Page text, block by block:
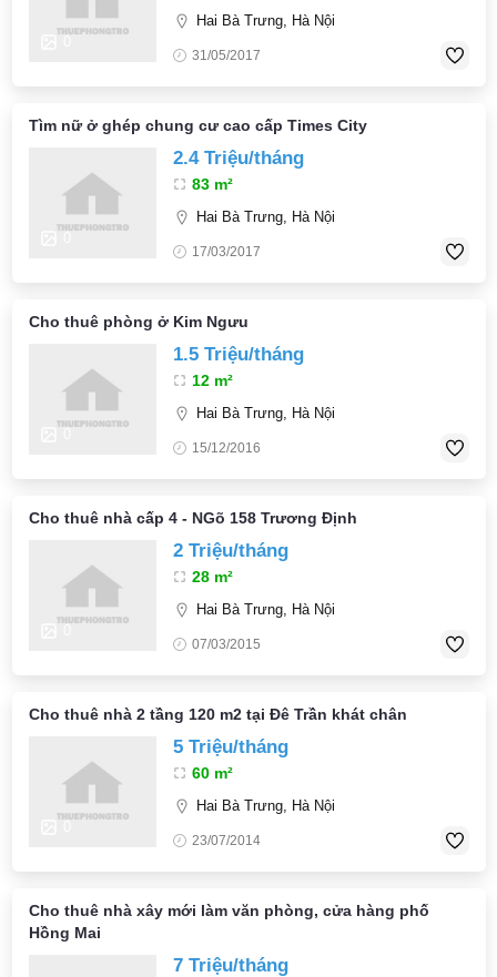
Hai Bà Trưng, Hà Nội
31/05/2017
Tìm nữ ở ghép chung cư cao cấp Times City
2.4 Triệu/tháng
83 m²
Hai Bà Trưng, Hà Nội
17/03/2017
Cho thuê phòng ở Kim Ngưu
1.5 Triệu/tháng
12 m²
Hai Bà Trưng, Hà Nội
15/12/2016
Cho thuê nhà cấp 4 - NGõ 158 Trương Định
2 Triệu/tháng
28 m²
Hai Bà Trưng, Hà Nội
07/03/2015
Cho thuê nhà 2 tầng 120 m2 tại Đê Trần khát chân
5 Triệu/tháng
60 m²
Hai Bà Trưng, Hà Nội
23/07/2014
Cho thuê nhà xây mới làm văn phòng, cửa hàng phố
Hồng Mai
7 Triệu/tháng